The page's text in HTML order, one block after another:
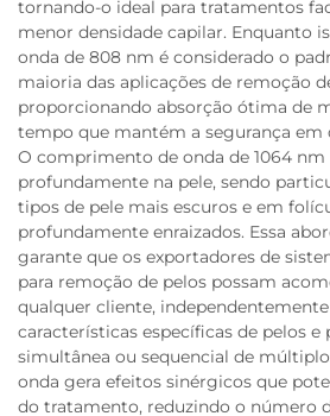
tornando-o ideal para tratamentos
menor densidade capilar. Enquanto
onda de 808 nm é considerado o
maioria das aplicações de remoção
proporcionando absorção ótima de
tempo que mantém a segurança em
O comprimento de onda de 1064
profundamente na pele, sendo
tipos de pele mais escuros e em
profundamente enraizados. Essa
garante que os exportadores de
para remoção de pelos possam
qualquer cliente, independentemente
características específicas de pelos e
simultânea ou sequencial de
onda gera efeitos sinérgicos que
do tratamento, reduzindo o número